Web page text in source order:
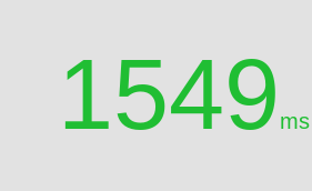
1549 ms